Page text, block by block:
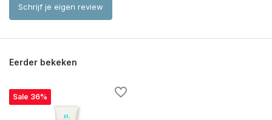
Schrijf je eigen review
Eerder bekeken
Sale 36%